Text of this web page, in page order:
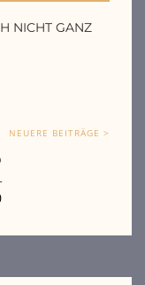
NICHT GANZ
NEUERE BEITRÄGE >